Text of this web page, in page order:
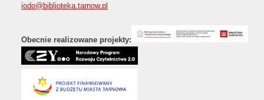
iodo@biblioteka.tarnow.pl
Obecnie realizowane projekty: